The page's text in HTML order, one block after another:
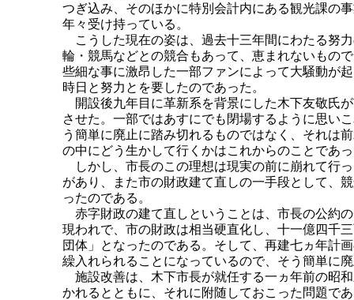
つぎ込み、そのほかに特別会計内にある観光課の
年々受け持っている。
こうした現在の姿は、過去十三年間にわたる努
輪・競馬などとの競合もあって、恵まれないもの
些細な事に激昂した一部ファンによって大騒動が
時日と努力とを要したのであった。
開設後九年目に革新系を背景にした木下友敬氏
させた。一部ではあすにでも閉場するように思い
う簡単に廃止に踏み切れるものではなく、それは
の中にどう生かして行くかはこれからのことであ
しかし、市長のこの理想は現実の前に崩れて行
があり、また市の財政建て直しの一手段として、
ったのである。
赤字財政の建て直しということは、市長の公約
現われで、市の財政は相当硬直化し、十一億四千
団体」となったのである。そして、再建七ヵ年計
繰入れられることになっているので、そう簡単に
施設改善は、木下市長が就任する一ヵ年前の昭
かれるとともに、それに附随しておこった問題で